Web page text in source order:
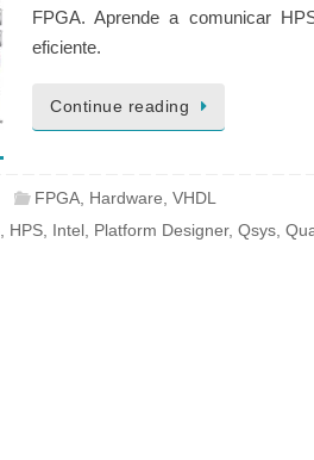
FPGA. Aprende a comunicar
eficiente.
Continue reading
FPGA, Hardware, VHDL
, HPS, Intel , Platform Designer,Qsys,